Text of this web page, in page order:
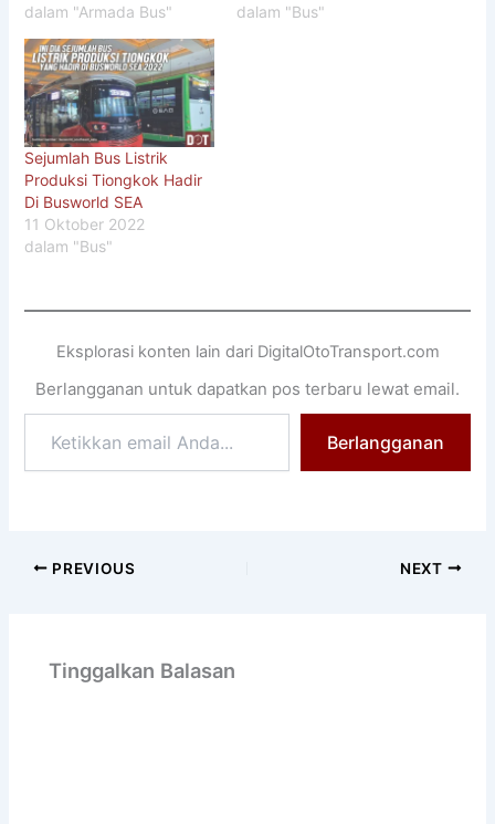
dalam "Armada Bus"
dalam "Bus"
Sejumlah Bus Listrik
Produksi Tiongkok Hadir
Di Busworld SEA
11 Oktober 2022
dalam "Bus"
Eksplorasi konten lain dari DigitalOtoTransport.com
Berlangganan untuk dapatkan pos terbaru lewat email.
email
Anda...
Berlangganan
PREVIOUS NEXT
Tinggalkan Balasan